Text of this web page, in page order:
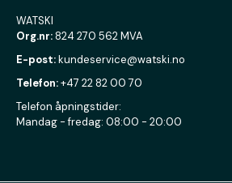
WATSKI
Org.nr:824 270 562 MVA
E-post:kundeservice@watski.no
Telefon:+47 22 82 00 70
Telefon åpningstider:
Mandag - fredag: 08:00 - 20:00